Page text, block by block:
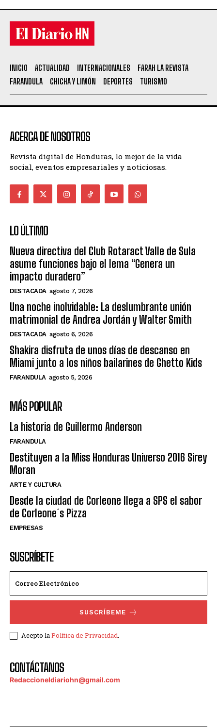
INICIO ACTUALIDAD INTERNACIONALES
FARAH LA REVISTA
FARANDULA
CHICHA Y LIMÓN DEPORTES TURISMO
ACERCA DE NOSOTROS
Revista digital de Honduras, lo mejor de la vida
social, eventos empresariales y noticiosas.
LO ÚLTIMO
Nueva directiva del Club Rotaract Valle de Sula
asume funciones bajo el lema “Genera un
impacto duradero”
DESTACADA agosto 7, 2026
Una noche inolvidable: La deslumbrante unión
matrimonial de Andrea Jordán y Walter Smith
DESTACADA agosto 6, 2026
Shakira disfruta de unos días de descanso en
Miami junto a los niños bailarines de Ghetto Kids
FARANDULA agosto 5, 2026
MÁS POPULAR
La historia de Guillermo Anderson
FARANDULA
Destituyen a la Miss Honduras Universo 2016 Sirey
Moran
ARTE Y CULTURA
Desde la ciudad de Corleone llega a SPS el sabor
de Corleone´s Pizza
EMPRESAS
SUSCRÍBETE
SUSCRÍBEME
Acepto laPolítica de Privacidad.
CONTÁCTANOS
Redaccioneldiariohn@gmail.com